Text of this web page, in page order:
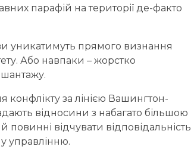
парафій на території де-факто
уникатимуть прямого визнання
Або навпаки – жорстко
конфлікту за лінією Вашингтон-
відносини з набагато більшою
повинні відчувати відповідальність
управлінню.